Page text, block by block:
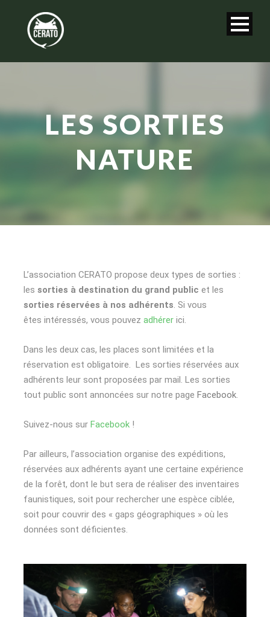
LES SORTIES
NATURE
L’association CERATO propose deux types de sorties :
les sorties à destination du grand public et les
sorties réservées à nos adhérents. Si vous
êtes intéressés, vous pouvez adhérer ici.
Dans les deux cas, les places sont limitées et la
réservation est obligatoire. Les sorties réservées aux
adhérents leur sont proposées par mail. Les sorties
tout public sont annoncées sur notre page Facebook.
Suivez-nous sur Facebook !
Par ailleurs, l’association organise des expéditions,
réservées aux adhérents ayant une certaine expérience
de la forêt, dont le but sera de réaliser des inventaires
faunistiques, soit pour rechercher une espèce ciblée,
soit pour couvrir des « gaps géographiques » où les
données sont déficientes.